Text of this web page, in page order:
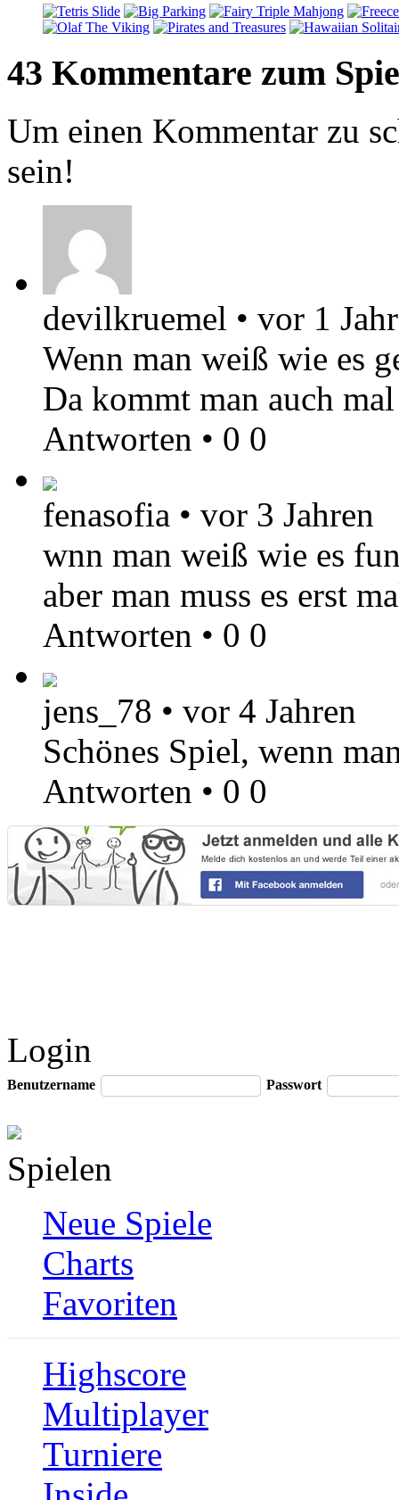
43 Kommentare zum
Um einen Kommentar zu
sein!
devilkruemel • vor 1 Jahr
Wenn man weiß wie es
Da kommt man auch
Antworten • 0 0
fenasofia • vor 3 Jahren
wnn man weiß wie es
aber man muss es erst
Antworten • 0 0
jens_78 • vor 4 Jahren
Schönes Spiel, wenn
Antworten • 0 0
Login
Benutzername Passwort
Spielen
Neue Spiele
Charts
Favoriten
Highscore
Multiplayer
Turniere